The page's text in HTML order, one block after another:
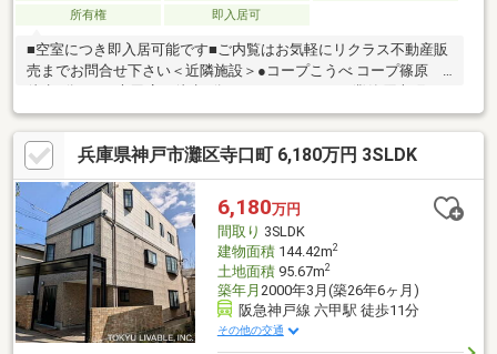
所有権
即入居可
■空室につき即入居可能です■ご内覧はお気軽にリクラス不動産販
売までお問合せ下さい＜近隣施設＞●コープこうべ コープ篠原
店 徒歩4分●神戸海星病院 徒歩6分●神戸篠原郵便局 徒歩6分■
神戸市立美野丘小学校 徒歩14分■神戸市立長峰中学校 徒歩13
分
兵庫県神戸市灘区寺口町 6,180万円 3SLDK
6,180万円
間取り 3SLDK
建物面積144.42m2
土地面積95.67m2
築年月 2000年3月(築26年6ヶ月)
阪急神戸線 六甲駅 徒歩11分
その他の交通